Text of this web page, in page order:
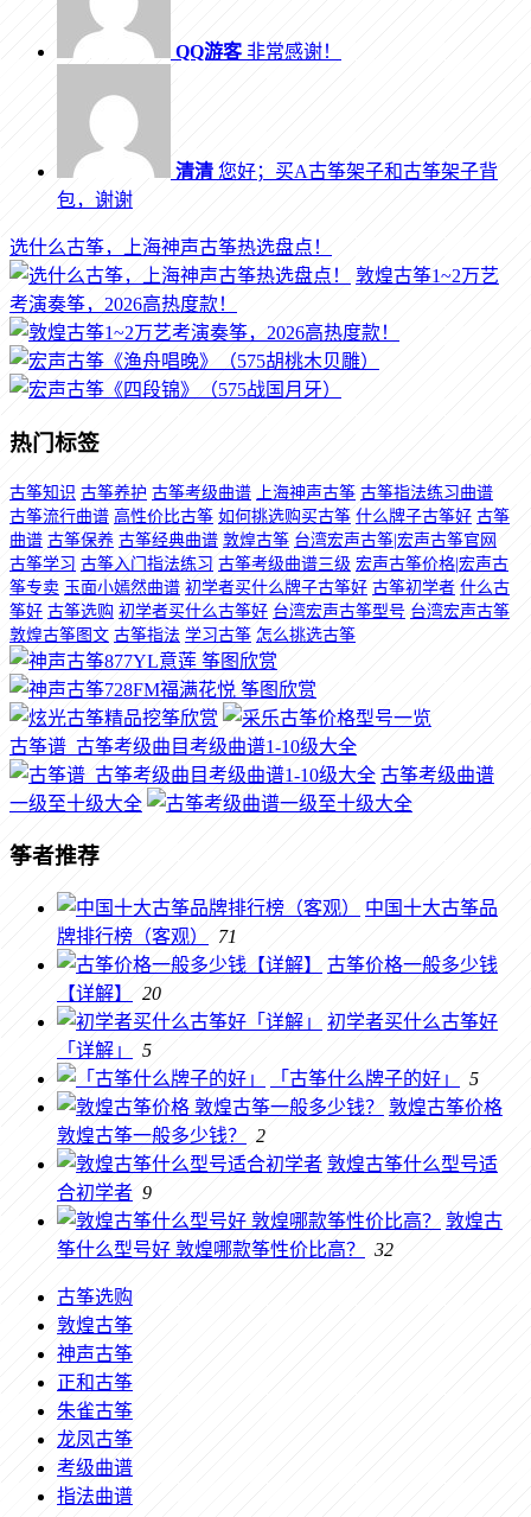
QQ游客非常感谢！
清清 您好；买A古筝架子和古筝架子背
包，谢谢
选什么古筝，上海神声古筝热选盘点！
敦煌古筝1~2万艺
考演奏筝，2026高热度款！
热门标签
古筝知识 古筝养护 古筝考级曲谱 上海神声古筝 古筝指法练习曲谱
古筝流行曲谱 高性价比古筝 如何挑选购买古筝 什么牌子古筝好 古筝
曲谱 古筝保养 古筝经典曲谱 敦煌古筝 台湾宏声古筝|宏声古筝官网
古筝学习 古筝入门指法练习 古筝考级曲谱三级 宏声古筝价格|宏声古
筝专卖 玉面小嫣然曲谱 初学者买什么牌子古筝好 古筝初学者 什么古
筝好 古筝选购 初学者买什么古筝好 台湾宏声古筝型号 台湾宏声古筝
敦煌古筝图文 古筝指法 学习古筝 怎么挑选古筝
古筝谱_古筝考级曲目考级曲谱1-10级大全
古筝考级曲谱
一级至十级大全
筝者推荐
中国十大古筝品
牌排行榜（客观）
71
古筝价格一般多少钱
【详解】
20
初学者买什么古筝好
「详解」
5
「古筝什么牌子的好」
5
敦煌古筝价格
敦煌古筝一般多少钱？
2
敦煌古筝什么型号适
合初学者 9
敦煌古
筝什么型号好 敦煌哪款筝性价比高？
32
古筝选购
敦煌古筝
神声古筝
正和古筝
朱雀古筝
龙凤古筝
考级曲谱
指法曲谱